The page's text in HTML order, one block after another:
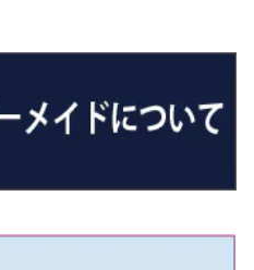
HV
ペーシアギア